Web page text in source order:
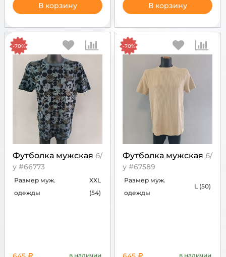
В корзину В корзину
Футболка мужская б/
у #66773
Размер муж.
одежды
XXL
(54)
-70%
в наличии
Футболка мужская б/
у #67589
Размер муж.
одежды
L (50)
-70%
в наличии